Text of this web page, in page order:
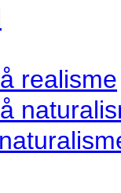
realisme